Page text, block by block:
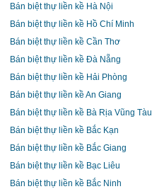
Bán biệt thự liền kề Hà Nội
Bán biệt thự liền kề Hồ Chí Minh
Bán biệt thự liền kề Cần Thơ
Bán biệt thự liền kề Đà Nẵng
Bán biệt thự liền kề Hải Phòng
Bán biệt thự liền kề An Giang
Bán biệt thự liền kề Bà Rịa Vũng Tàu
Bán biệt thự liền kề Bắc Kạn
Bán biệt thự liền kề Bắc Giang
Bán biệt thự liền kề Bạc Liêu
Bán biệt thự liền kề Bắc Ninh